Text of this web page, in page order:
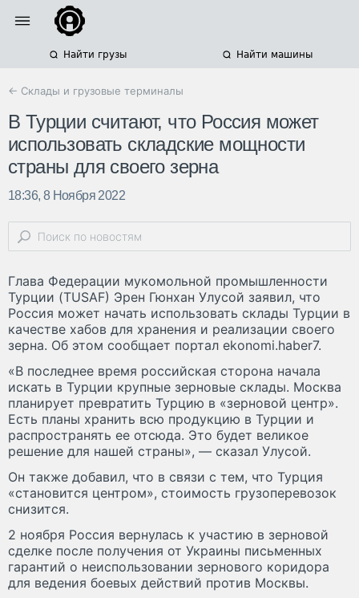
Найти грузы Найти машины
← Склады и грузовые терминалы
В Турции считают, что Россия может
использовать складские мощности
страны для своего зерна
18:36, 8 Ноября 2022
Глава Федерации мукомольной промышленности
Турции (TUSAF) Эрен Гюнхан Улусой заявил, что
Россия может начать использовать склады Турции в
качестве хабов для хранения и реализации своего
зерна. Об этом сообщает портал ekonomi.haber7.
«В последнее время российская сторона начала
искать в Турции крупные зерновые склады. Москва
планирует превратить Турцию в «зерновой центр».
Есть планы хранить всю продукцию в Турции и
распространять ее отсюда. Это будет великое
решение для нашей страны», — сказал Улусой.
Он также добавил, что в связи с тем, что Турция
«становится центром», стоимость грузоперевозок
снизится.
2 ноября Россия вернулась к участию в зерновой
сделке после получения от Украины письменных
гарантий о неиспользовании зернового коридора
для ведения боевых действий против Москвы.